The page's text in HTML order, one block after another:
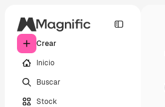
Crear
Inicio
Buscar
Stock